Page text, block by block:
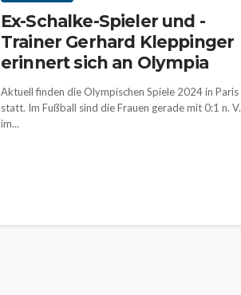
Ex-Schalke-Spieler und -
Trainer Gerhard Kleppinger
erinnert sich an Olympia
Aktuell finden die Olympischen Spiele 2024 in Paris
statt. Im Fußball sind die Frauen gerade mit 0:1 n. V.
im...